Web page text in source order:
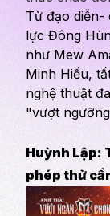
Từ đạo diễn-
lực Đông
như Mew
Minh Hiếu,
nghệ thuật
"vượt
Huỳnh Lập:
phép thử